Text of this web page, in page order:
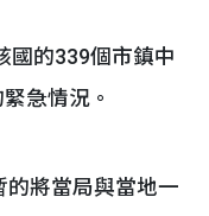
的339個市鎮中
急情況。
將當局與當地一